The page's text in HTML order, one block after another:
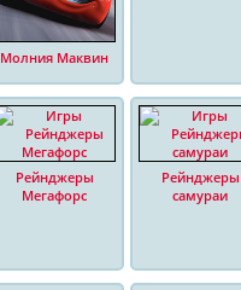
Молния Маквин
Рейнджеры
Мегафорс
Рейнджеры
самураи